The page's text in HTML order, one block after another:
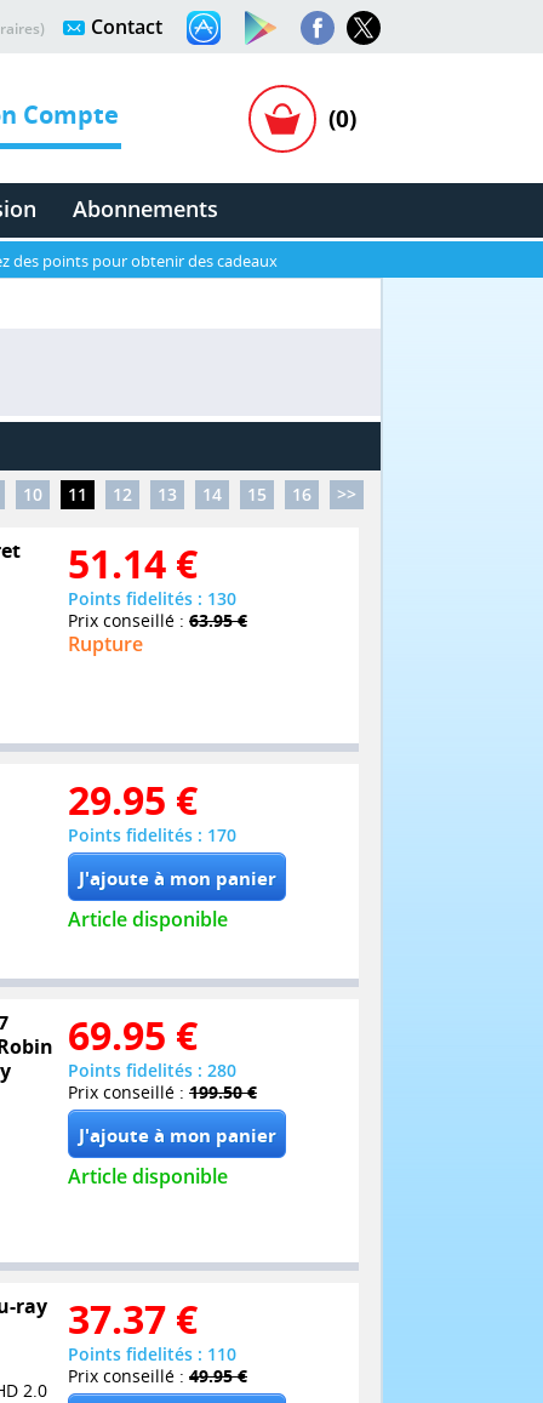
Contact
Compte (0)
Abonnements
des points pour obtenir des cadeaux
10 11 12 13 14 15 16 >>
51.14 €
Points fidelités : 130
Prix conseillé : 63.95 €
Rupture
29.95 €
Points fidelités : 170
Article disponible
69.95 €
Points fidelités : 280
Prix conseillé : 199.50 €
Article disponible
ray
2.0
37.37 €
Points fidelités : 110
Prix conseillé : 49.95 €